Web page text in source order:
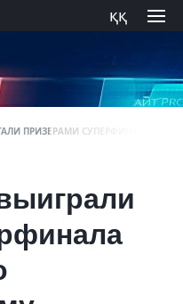
ққ
ПРИЗЕРАМИ СУПЕРФИНАЛА